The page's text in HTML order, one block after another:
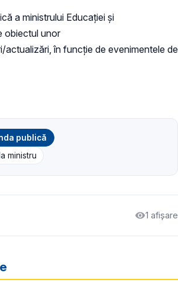
a ministrului Educației și
obiectul unor
în funcție de evenimentele de
publică
ministru
1 afișare